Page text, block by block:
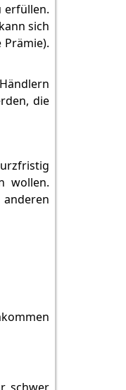
erfüllen.
sich
die
wollen.